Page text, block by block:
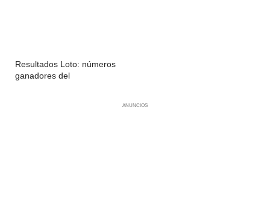
Resultados Loto: números
ganadores del
ANUNCIOS